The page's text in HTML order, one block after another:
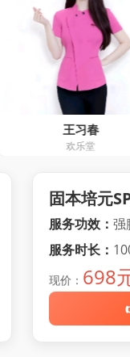
固本培元
服务功效： 强
服务时长：
现价： 698